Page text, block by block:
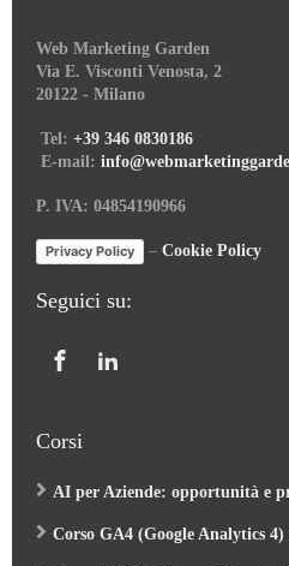
Web Marketing Garden
Via E. Visconti Venosta, 2
20122 - Milano
Tel: +39 346 0830186
E-mail:
P. IVA: 04854190966
Privacy Policy – Cookie Policy
Seguici su:
Corsi
AI per Aziende: opportunità e
Corso GA4 (Google Analytics